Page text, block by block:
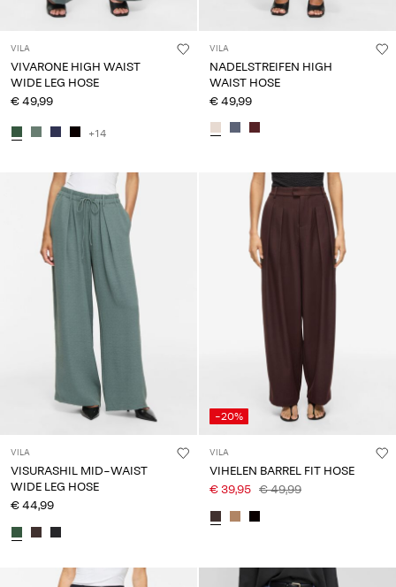
VILA
VIVARONE HIGH WAIST
WIDE LEG HOSE
€ 49,99
+14
VILA
NADELSTREIFEN HIGH
WAIST HOSE
€ 49,99
VILA
VISURASHIL MID-WAIST
WIDE LEG HOSE
€ 44,99
-20%
VILA
VIHELEN BARREL FIT HOSE
€ 39,95 € 49,99